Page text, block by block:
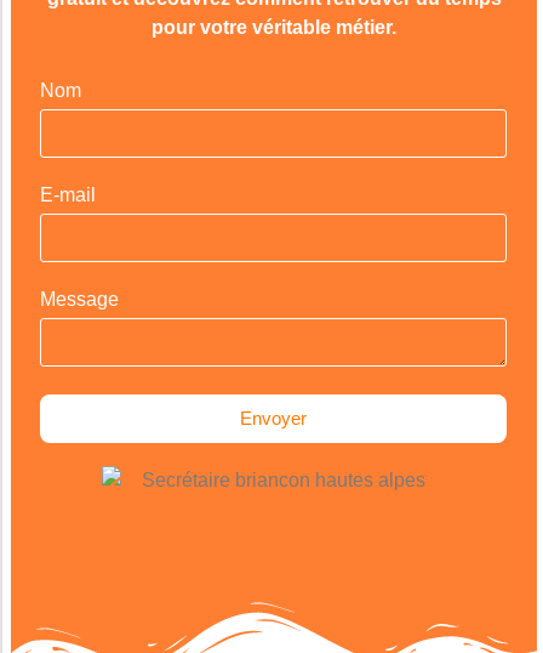
pour votre véritable métier.
Nom
E-mail
Message
Envoyer